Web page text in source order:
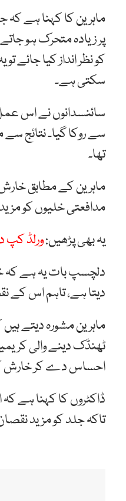
ماہرین کا کہنا ہے
پر زیادہ متحرک ہو
کو نظر انداز کیا جائے
سکتی ہے۔
سائنسدانوں نے اس
سے روکا گیا۔ نتائج
تھا۔
ماہرین کے مطابق
مدافعتی خلیوں کو
یہ بھی پڑھیں:ورلڈ کپ
دلچسپ بات یہ ہے کہ
دیتا ہے، تاہم اس کے
ماہرین مشورہ دیتے
ٹھنڈک دینے والی
احساس دے کر خارش
ڈاکٹروں کا کہنا ہے
تاکہ جلد کو مزید